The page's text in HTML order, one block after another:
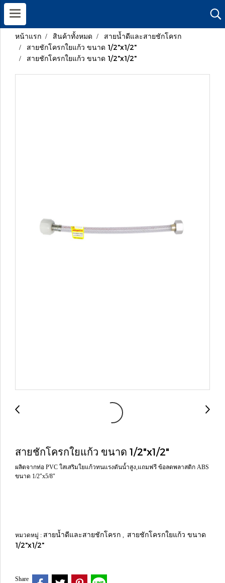
หน้าแรก สินค้าทั้งหมด
สายน้ำดีและสายชักโครก
สายชักโครกใยแก้ว ขนาด 1/2"x1/2"
สายชักโครกใยแก้ว ขนาด 1/2"x1/2"
สายชักโครกใยแก้ว ขนาด 1/2"x1/2"
ผลิตจากท่อ PVC ใสเสริมใยแก้วทนแรงดันน้ำสูง,แถมฟรี ข้อลดพลาสติก ABS
ขนาด 1/2"x5/8"
หมวดหมู่ : สายน้ำดีและสายชักโครก , สายชักโครกใยแก้ว ขนาด
1/2"x1/2"
Share